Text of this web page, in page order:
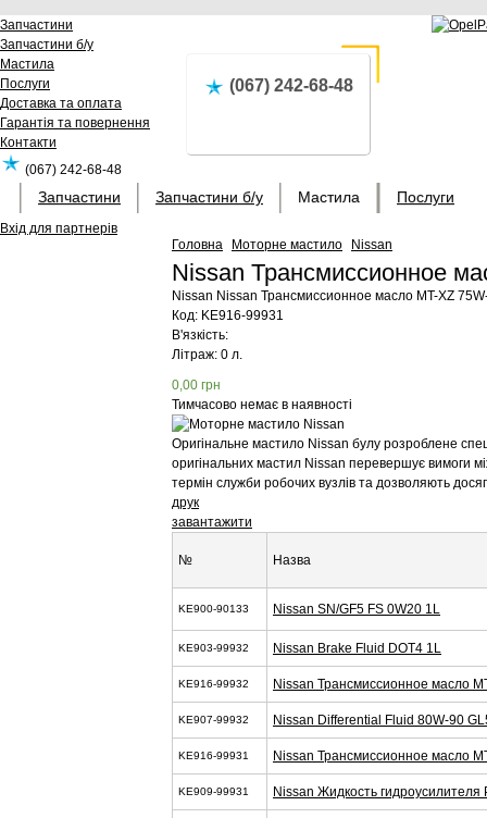
Запчастини
Запчастини б/у
Мастила
Послуги
Доставка та оплата
Гарантія та повернення
Контакти
(067) 242-68-48
Вхід для партнерів
(067) 242-68-48
Запчастини Запчастини б/у Мастила Послуги
Головна Моторне мастило Nissan
Nissan Трансмиссионное
Nissan Nissan Трансмиссионное масло MT-XZ
Код: KE916-99931
В'язкість:
Літраж: 0 л.
0,00 грн
Тимчасово немає в наявності
Оригінальне мастило Nissan булу розроблене
оригінальних мастил Nissan перевершує вимоги
термін служби робочих вузлів та дозволяють
друк
завантажити
№ Назва
KE900-90133 Nissan SN/GF5 FS 0W20 1L
KE903-99932 Nissan Brake Fluid DOT4 1L
KE916-99932 Nissan Трансмиссионное масло
KE907-99932 Nissan Differential Fluid 80W-90
KE916-99931 Nissan Трансмиссионное масло
KE909-99931 Nissan Жидкость гидроусилителя